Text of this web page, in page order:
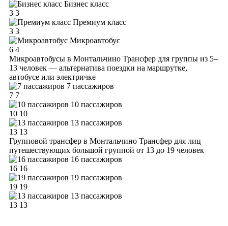
Бизнес класс
3 3
Премиум класс
3 3
Микроавтобус
6 4
Микроавтобусы в Монтальчино Трансфер для группы из 5–
13 человек — альтернатива поездки на маршрутке,
автобусе или электричке
7 пассажиров
7 7
10 пассажиров
10 10
13 пассажиров
13 13
Групповой трансфер в Монтальчино Трансфер для лиц
путешествующих большой группой от 13 до 19 человек
16 пассажиров
16 16
19 пассажиров
19 19
13 пассажиров
13 13